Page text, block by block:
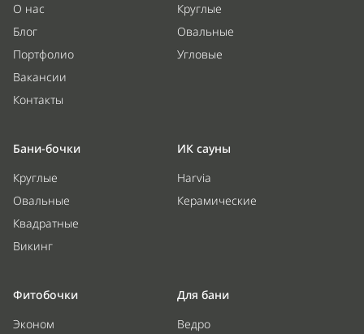
О нас
Блог
Портфолио
Вакансии
Контакты
Круглые
Овальные
Угловые
Бани-бочки
Круглые
Овальные
Квадратные
Викинг
ИК сауны
Harvia
Керамические
Фитобочки
Эконом
Для бани
Ведро